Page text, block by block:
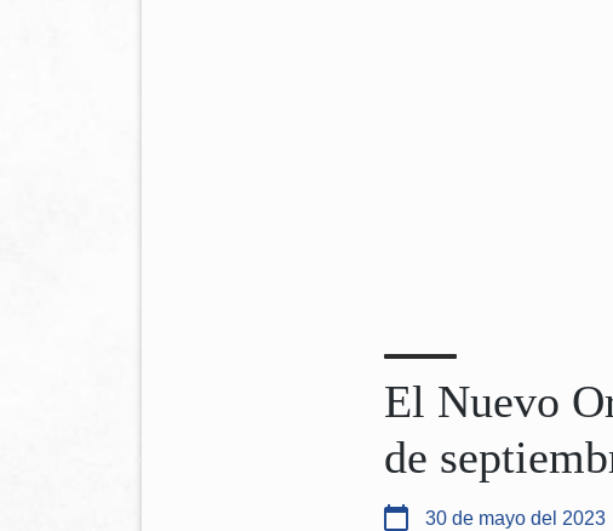
El Nuevo
de
30 de mayo del 2023